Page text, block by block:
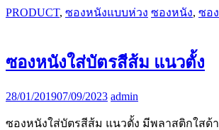
PRODUCT, ซองหนังแบบห่วง ซองหนัง, ซอ
ซองหนังใส่บัตรสีส้ม แนวตั้ง
28/01/201907/09/2023 admin
ซองหนังใส่บัตรสีส้ม แนวตั้ง มีพลาสติกใสด้